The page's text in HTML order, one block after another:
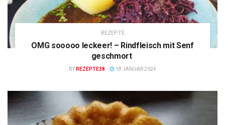
REZEPTE
OMG sooooo leckeer! – Rindfleisch mit Senf
geschmort
BY REZEPTE38 18 JANUAR 2024